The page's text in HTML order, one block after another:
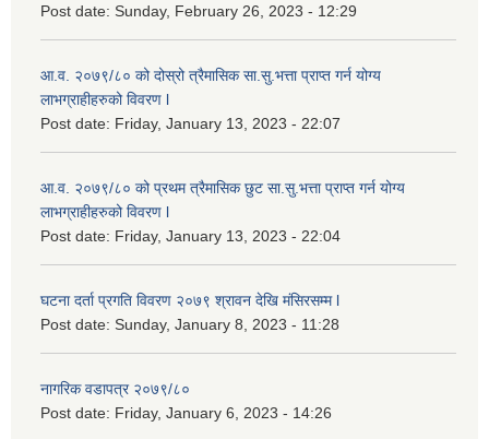
Post date: Sunday, February 26, 2023 - 12:29
आ.व. २०७९/८० को दोस्रो त्रैमासिक सा.सु.भ‍त्ता प्राप्त गर्न योग्य
लाभग्राहीहरुको विवरण l
Post date: Friday, January 13, 2023 - 22:07
आ.व. २०७९/८० को प्रथम त्रैमासिक छुट सा.सु.भ‍त्ता प्राप्त गर्न योग्य
लाभग्राहीहरुको विवरण l
Post date: Friday, January 13, 2023 - 22:04
घटना दर्ता प्रगति विवरण २०७९ श्रावन देखि मंसिरसम्म l
Post date: Sunday, January 8, 2023 - 11:28
नागरिक वडापत्र २०७९/८०
Post date: Friday, January 6, 2023 - 14:26